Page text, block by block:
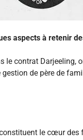
aspects à retenir
contrat Darjeeling,
de père de
le cœur